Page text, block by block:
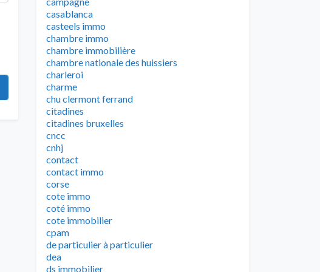
casablanca
casteels immo
chambre immo
chambre immobilière
chambre nationale des huissiers
charleroi
charme
chu clermont ferrand
citadines
citadines bruxelles
cncc
cnhj
contact
contact immo
corse
cote immo
coté immo
cote immobilier
cpam
de particulier à particulier
dea
ds immobilier